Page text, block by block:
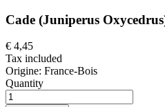
Cade (Juniperus
€ 4,45
Tax included
Origine: France-Bois
Quantity